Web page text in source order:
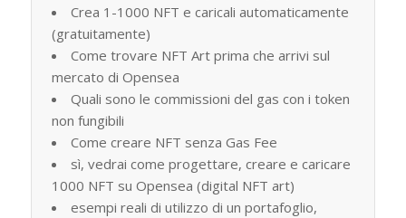
Crea 1-1000 NFT e caricali automaticamente
(gratuitamente)
Come trovare NFT Art prima che arrivi sul
mercato di Opensea
Quali sono le commissioni del gas con i token
non fungibili
Come creare NFT senza Gas Fee
sì, vedrai come progettare, creare e caricare
1000 NFT su Opensea (digital NFT art)
esempi reali di utilizzo di un portafoglio,